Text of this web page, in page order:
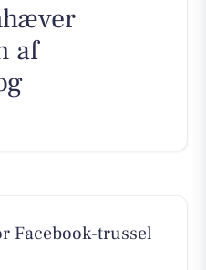
af
Facebook-trussel